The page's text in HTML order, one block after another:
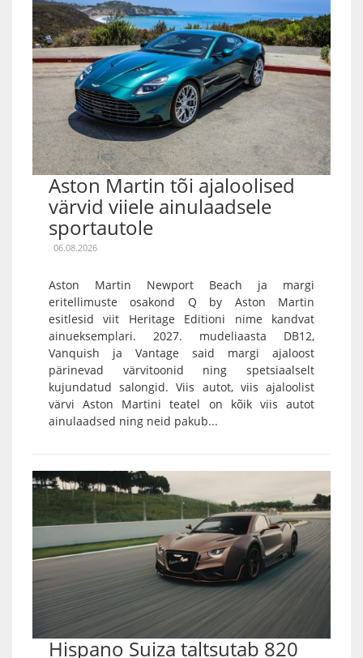
Aston Martin tõi ajaloolised
värvid viiele ainulaadsele
sportautole
06.08.2026
Aston Martin Newport Beach ja margi
eritellimuste osakond Q by Aston Martin
esitlesid viit Heritage Editioni nime kandvat
ainueksemplari. 2027. mudeliaasta DB12,
Vanquish ja Vantage said margi ajaloost
pärinevad värvitoonid ning spetsiaalselt
kujundatud salongid. Viis autot, viis ajaloolist
värvi Aston Martini teatel on kõik viis autot
ainulaadsed ning neid pakub...
Hispano Suiza taltsutab 820